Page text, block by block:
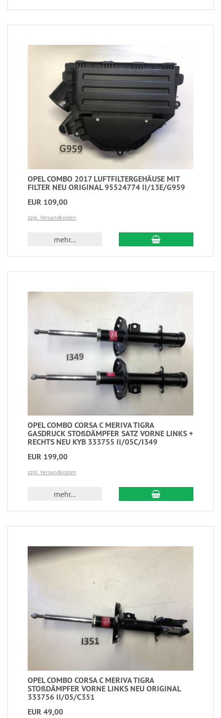
OPEL COMBO 2017 LUFTFILTERGEHÄUSE MIT
FILTER NEU ORIGINAL 95524774 II/13E/G959
EUR 109,00
zzgl. Versandkosten
mehr...
OPEL COMBO CORSA C MERIVA TIGRA
GASDRUCK STOßDÄMPFER SATZ VORNE LINKS +
RECHTS NEU KYB 333755 II/05C/I349
EUR 199,00
zzgl. Versandkosten
mehr...
OPEL COMBO CORSA C MERIVA TIGRA
STOßDÄMPFER VORNE LINKS NEU ORIGINAL
333756 II/05/C351
EUR 49,00